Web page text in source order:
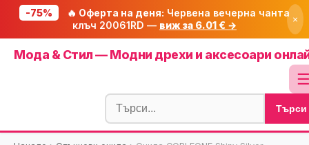
-75% 🔥 Оферта на деня: Червена вечерна чанта
клъч 20061RD — виж за 6.01 € → ×
Мода & Стил — Модни дрехи и аксесоари
Начало
🔥 Намаления
🧮 Калкулатори
⭐ Tuasolea
Търси